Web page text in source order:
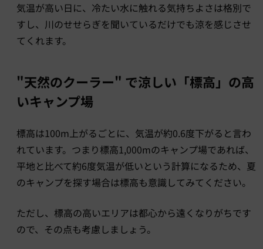
気温が高い日に、冷たい水に触れる気持ちよさは格別で
すし、川のせせらぎを聞いているだけでも涼を感じさせ
てくれます。
"天然のクーラー" で涼しい「標高」の高
いキャンプ場
標高は100m上がるごとに、気温が約0.6度下がると言わ
れています。つまり標高1,000mのキャンプ場であれば、
平地と比べて約6度気温が低いという計算になるため、夏
のキャンプを探す場合は標高も意識してみてください。
ただし、標高の高いエリアは都心から遠くなりがちです
ので、その点も考慮しましょう。